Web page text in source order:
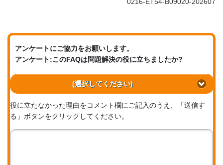
0216-ET54-B09020-202607
アンケートにご協力をお願いします。
アンケート:このFAQは問題解決の役に立ちましたか?
(選択してください)
役に立たなかった理由をコメント欄にご記入のうえ、「送信す
る」ボタンをクリックしてください。